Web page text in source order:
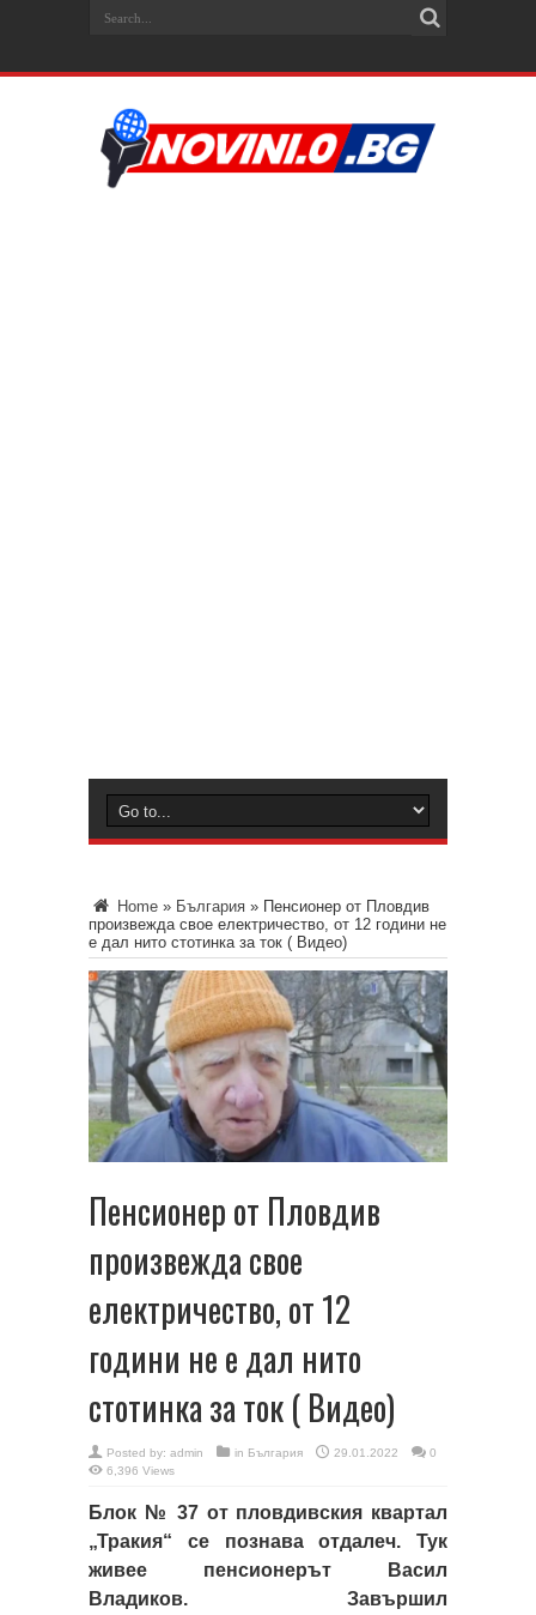
Home » България » Пенсионер от Пловдив
произвежда свое електричество, от 12 години не
е дал нито стотинка за ток ( Видео)
Пенсионер от Пловдив
произвежда свое
електричество, от 12
години не е дал нито
стотинка за ток ( Видео)
Posted by: admin in България 29.01.2022
0
6,396 Views
Блок № 37 от пловдивския квартал
„Тракия“ се познава отдалеч. Тук
живее пенсионерът Васил
Владиков. Завършил